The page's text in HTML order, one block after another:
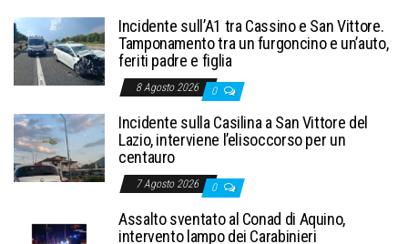
Incidente sull’A1 tra Cassino e San Vittore.
Tamponamento tra un furgoncino e un’auto,
feriti padre e figlia
8 Agosto 2026 0
Incidente sulla Casilina a San Vittore del
Lazio, interviene l’elisoccorso per un
centauro
7 Agosto 2026 0
Assalto sventato al Conad di Aquino,
intervento lampo dei Carabinieri